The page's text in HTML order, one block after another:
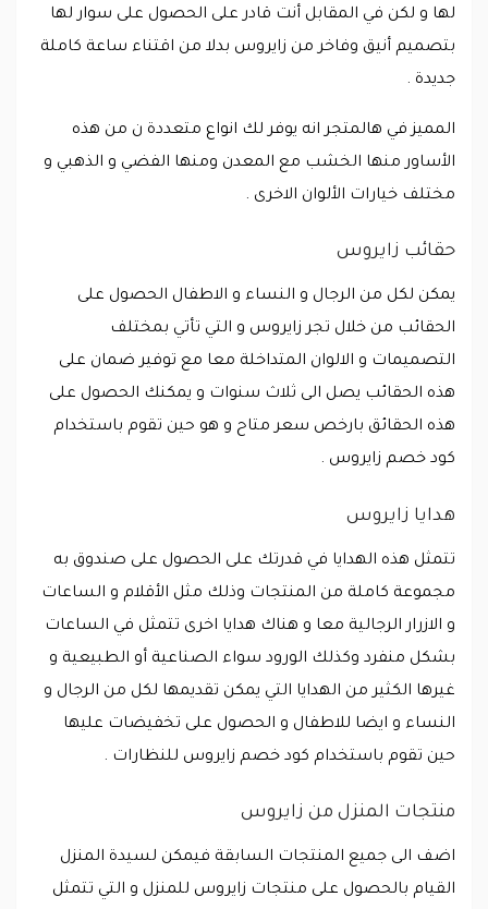
لها و لكن في المقابل أنت قادر على الحصول على سوار لها
بتصميم أنيق وفاخر من زايروس بدلا من اقتناء ساعة كاملة
جديدة .
المميز في هالمتجر انه يوفر لك انواع متعددة ن من هذه
الأساور منها الخشب مع المعدن ومنها الفضي و الذهبي و
مختلف خيارات الألوان الاخرى .
حقائب زايروس
يمكن لكل من الرجال و النساء و الاطفال الحصول على
الحقائب من خلال تجر زايروس و التي تأتي بمختلف
التصميمات و الالوان المتداخلة معا مع توفير ضمان على
هذه الحقائب يصل الى ثلاث سنوات و يمكنك الحصول على
هذه الحقائق بارخص سعر متاح و هو حين تقوم باستخدام
كود خصم زايروس .
هدايا زايروس
تتمثل هذه الهدايا في قدرتك على الحصول على صندوق به
مجموعة كاملة من المنتجات وذلك مثل الأقلام و الساعات
و الازرار الرجالية معا و هناك هدايا اخرى تتمثل في الساعات
بشكل منفرد وكذلك الورود سواء الصناعية أو الطبيعية و
غيرها الكثير من الهدايا التي يمكن تقديمها لكل من الرجال و
النساء و ايضا للاطفال و الحصول على تخفيضات عليها
حين تقوم باستخدام كود خصم زايروس للنظارات .
منتجات المنزل من زايروس
اضف الى جميع المنتجات السابقة فيمكن لسيدة المنزل
القيام بالحصول على منتجات زايروس للمنزل و التي تتمثل